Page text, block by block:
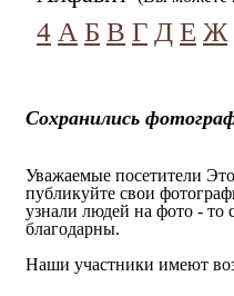
4 А Б В Г Д Е Ж
Сохранились
Уважаемые посетители
публикуйте свои
узнали людей на фото - то
благодарны.
Наши участники имеют